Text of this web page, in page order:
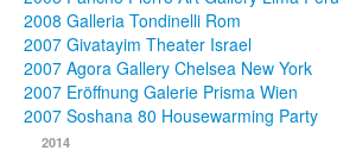
2008 Galleria Tondinelli Rom
2007 Givatayim Theater Israel
2007 Agora Gallery Chelsea New York
2007 Eröffnung Galerie Prisma Wien
2007 Soshana 80 Housewarming Party
2014